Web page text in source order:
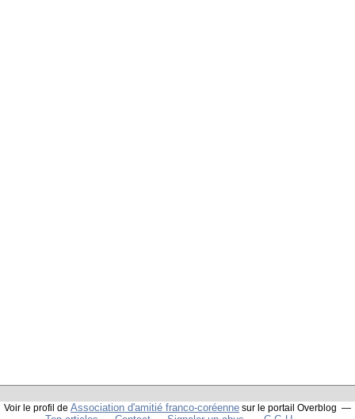
Voir le profil de Association d'amitié franco-coréenne sur le portail Overblog